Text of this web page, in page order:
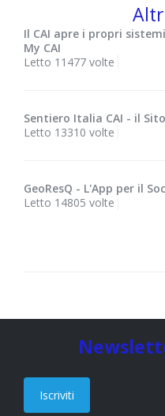
Il CAI apre i propri
My CAI
Letto 11477 volte
Sentiero Italia CAI - il
Letto 13310 volte
GeoResQ - L'App per il
Letto 14805 volte
Iscriviti